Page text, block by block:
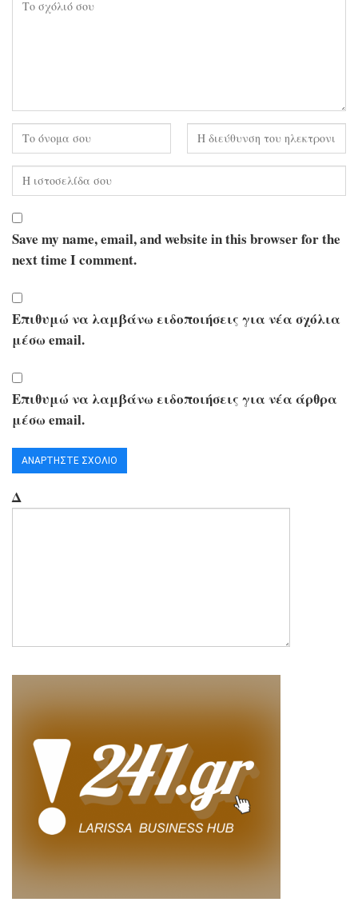
Save my name, email, and website in this browser for the
next time I comment.
Επιθυμώ να λαμβάνω ειδοποιήσεις για νέα σχόλια
μέσω email.
Επιθυμώ να λαμβάνω ειδοποιήσεις για νέα άρθρα
μέσω email.
Δ